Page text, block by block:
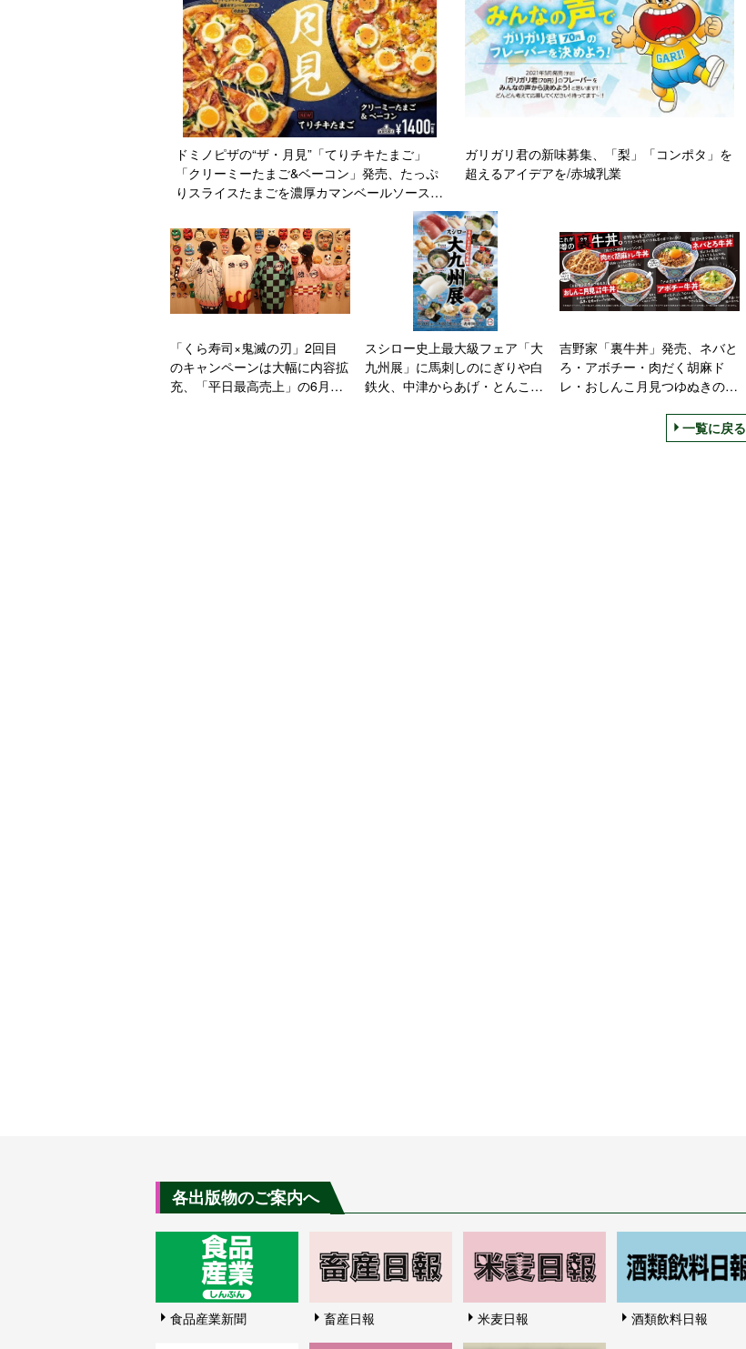
ドミノピザの“ザ・月見”「てりチキたまご」
「クリーミーたまご&ベーコン」発売、たっぷ
りスライスたまごを濃厚カマンベールソース・
ガリガリ君の新味募集、「梨」「コンポタ」を
超えるアイデアを/赤城乳業
「くら寿司×鬼滅の刃」2回目
のキャンペーンは大幅に内容拡
充、「平日最高売上」の6月
スシロー史上最大級フェア「大
九州展」に馬刺しのにぎりや白
鉄火、中津からあげ・とんこつ
吉野家「裏牛丼」発売、ネバと
ろ・アボチー・肉だく胡麻ド
レ・おしんこ月見つゆぬきの4
一覧に戻る
各出版物のご案内へ
食品産業新聞 畜産日報 米麦日報 酒類飲料日報